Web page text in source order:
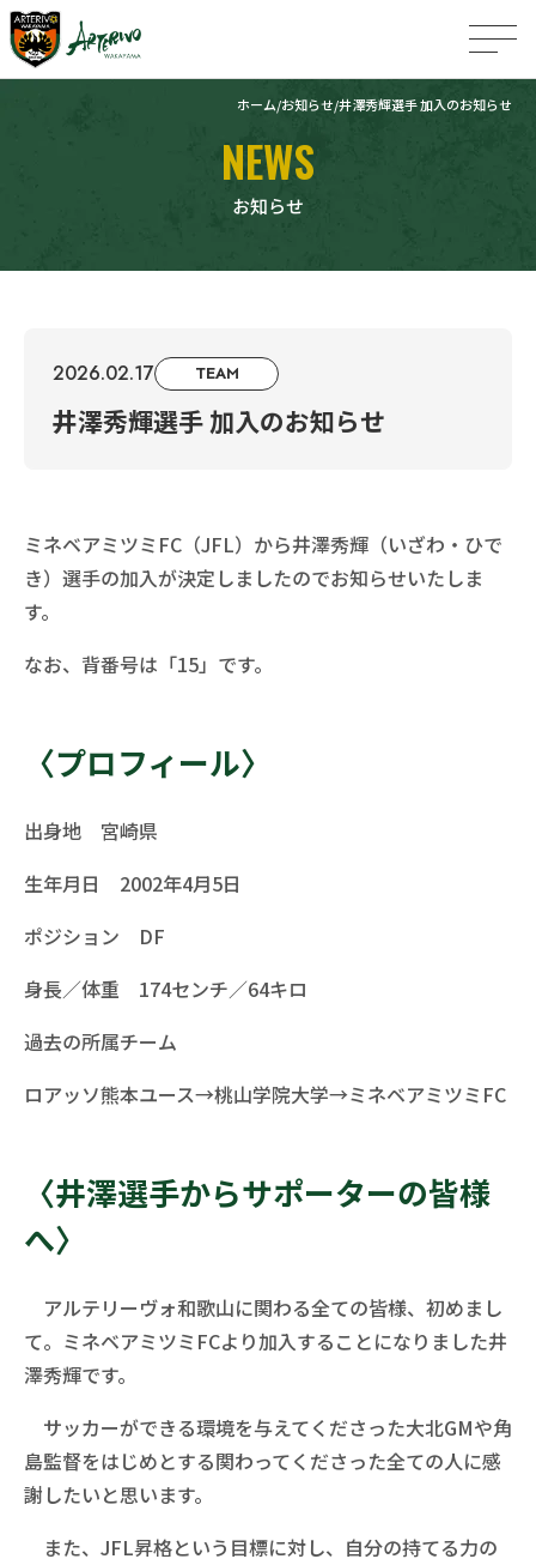
ホーム お知らせ 井澤秀輝選手 加入のお知らせ
NEWS
お知らせ
2026.02.17 TEAM
井澤秀輝選手 加入のお知らせ
ミネベアミツミFC（JFL）から井澤秀輝（いざわ・ひで
き）選手の加入が決定しましたのでお知らせいたしま
す。
なお、背番号は「15」です。
〈プロフィール〉
出身地 宮崎県
生年月日 2002年4月5日
ポジション DF
身長／体重 174センチ／64キロ
過去の所属チーム
ロアッソ熊本ユース→桃山学院大学→ミネベアミツミFC
〈井澤選手からサポーターの皆様
へ〉
アルテリーヴォ和歌山に関わる全ての皆様、初めまし
て。ミネベアミツミFCより加入することになりました井
澤秀輝です。
サッカーができる環境を与えてくださった大北GMや角
島監督をはじめとする関わってくださった全ての人に感
謝したいと思います。
また、JFL昇格という目標に対し、自分の持てる力の